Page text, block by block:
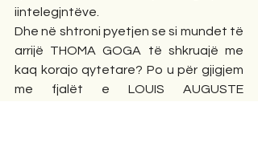
iintelegjntëve.
Dhe në shtroni pyetjen se si mundet të
arrijë THOMA GOGA të shkruajë me
kaq korajo qytetare? Po u për gjigjem
me fjalët e LOUIS AUGUSTE